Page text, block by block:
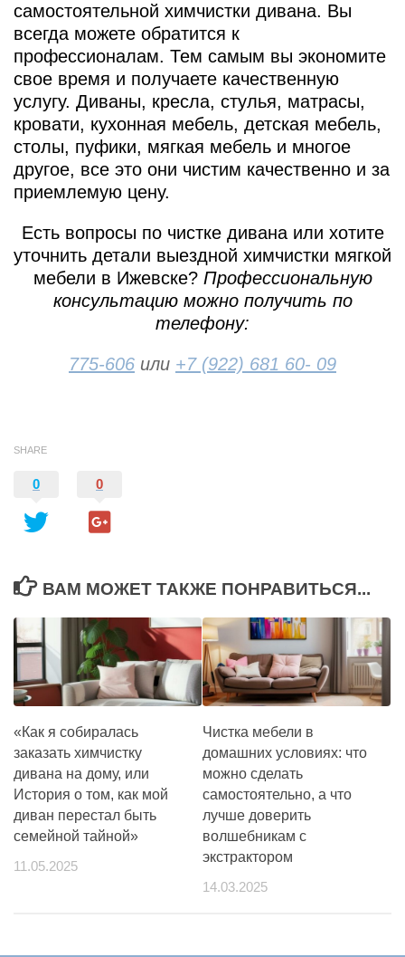
самостоятельной химчистки дивана. Вы
всегда можете обратится к
профессионалам. Тем самым вы экономите
свое время и получаете качественную
услугу. Диваны, кресла, стулья, матрасы,
кровати, кухонная мебель, детская мебель,
столы, пуфики, мягкая мебель и многое
другое, все это они чистим качественно и за
приемлемую цену.
Есть вопросы по чистке дивана или хотите
уточнить детали выездной химчистки мягкой
мебели в Ижевске? Профессиональную
консультацию можно получить по
телефону:
775-606 или +7 (922) 681 60- 09
SHARE
0 0
ВАМ МОЖЕТ ТАКЖЕ ПОНРАВИТЬСЯ...
«Как я собиралась
заказать химчистку
дивана на дому, или
История о том, как мой
диван перестал быть
семейной тайной»
11.05.2025
Чистка мебели в
домашних условиях: что
можно сделать
самостоятельно, а что
лучше доверить
волшебникам с
экстрактором
14.03.2025